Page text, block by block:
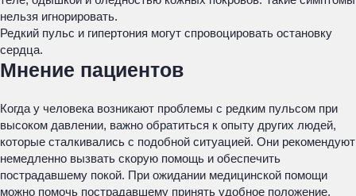
нельзя игнорировать.
Редкий пульс и гипертония могут спровоцировать остановку
сердца.
Мнение пациентов
Когда у человека возникают проблемы с редким пульсом при
высоком давлении, важно обратиться к опыту других людей,
которые сталкивались с подобной ситуацией. Они рекомендуют
немедленно вызвать скорую помощь и обеспечить
пострадавшему покой. При ожидании медицинской помощи
можно помочь пострадавшему принять удобное положение,